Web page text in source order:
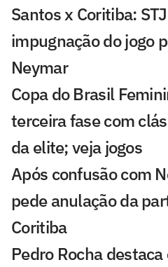
Santos x Coritiba:
impugnação do jogo
Neymar
Copa do Brasil
terceira fase com
da elite; veja jogos
Após confusão com
pede anulação da
Coritiba
Pedro Rocha